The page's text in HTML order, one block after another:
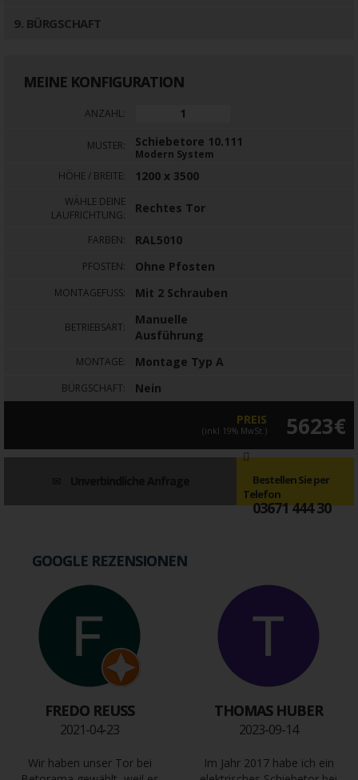
9. BÜRGSCHAFT
MEINE KONFIGURATION
ANZAHL:
MUSTER: Schiebetore 10.111
Modern System
HÖHE / BREITE: 1200 x 3500
WÄHLE DEINE
LAUFRICHTUNG:
Rechtes Tor
FARBEN: RAL5010
PFOSTEN: Ohne Pfosten
MONTAGEFUSS: Mit 2 Schrauben
BETRIEBSART:
Manuelle
Ausführung
MONTAGE: Montage Typ A
BÜRGSCHAFT: Nein
PREIS
(inkl 19% MwSt.) 5623€
Bestellen Sie per
Telefon
03671 444 30
GOOGLE REZENSIONEN
FREDO REUSS
2021-04-23
Wir haben unser Tor bei
THOMAS HUBER
2023-09-14
Im Jahr 2017 habe ich ein